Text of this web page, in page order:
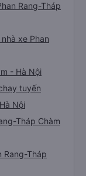
Rang-Tháp
xe Phan
- Hà Nội
tuyến
Nội
Tháp Chàm
Rang-Tháp